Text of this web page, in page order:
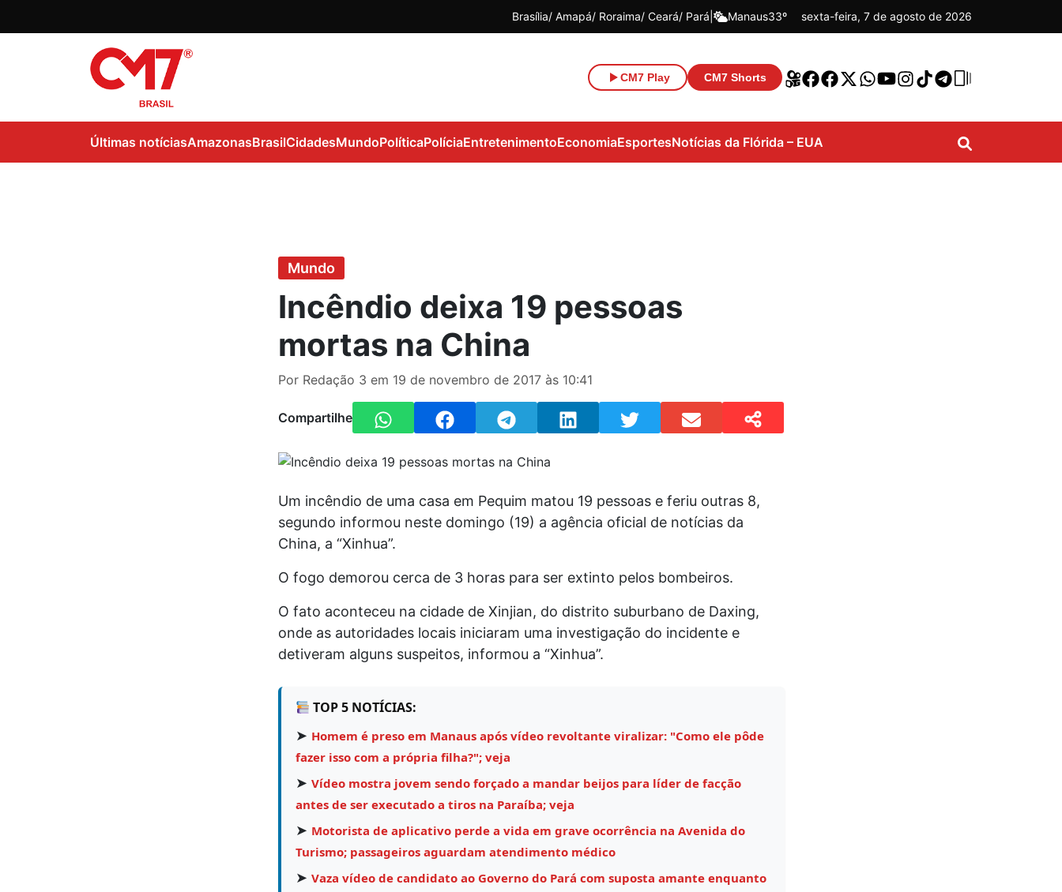
Brasília Amapá Roraima Ceará Pará Manaus33º sexta-feira, 7 de agosto de 2026
CM7 Play CM7 Shorts
Últimas notíciasAmazonasBrasilCidadesMundoPolíticaPolíciaEntretenimentoEconomiaEsportesNotícias da Flórida – EUA
Mundo
Incêndio deixa 19 pessoas
mortas na China
Por Redação 3 em 19 de novembro de 2017 às 10:41
Compartilhe
Um incêndio de uma casa em Pequim matou 19 pessoas e feriu outras 8,
segundo informou neste domingo (19) a agência oficial de notícias da
China, a “Xinhua”.
O fogo demorou cerca de 3 horas para ser extinto pelos bombeiros.
O fato aconteceu na cidade de Xinjian, do distrito suburbano de Daxing,
onde as autoridades locais iniciaram uma investigação do incidente e
detiveram alguns suspeitos, informou a “Xinhua”.
TOP 5 NOTÍCIAS:
➤ Homem é preso em Manaus após vídeo revoltante viralizar: "Como ele pôde
fazer isso com a própria filha?"; veja
➤ Vídeo mostra jovem sendo forçado a mandar beijos para líder de facção
antes de ser executado a tiros na Paraíba; veja
➤ Motorista de aplicativo perde a vida em grave ocorrência na Avenida do
Turismo; passageiros aguardam atendimento médico
➤ Vaza vídeo de candidato ao Governo do Pará com suposta amante enquanto